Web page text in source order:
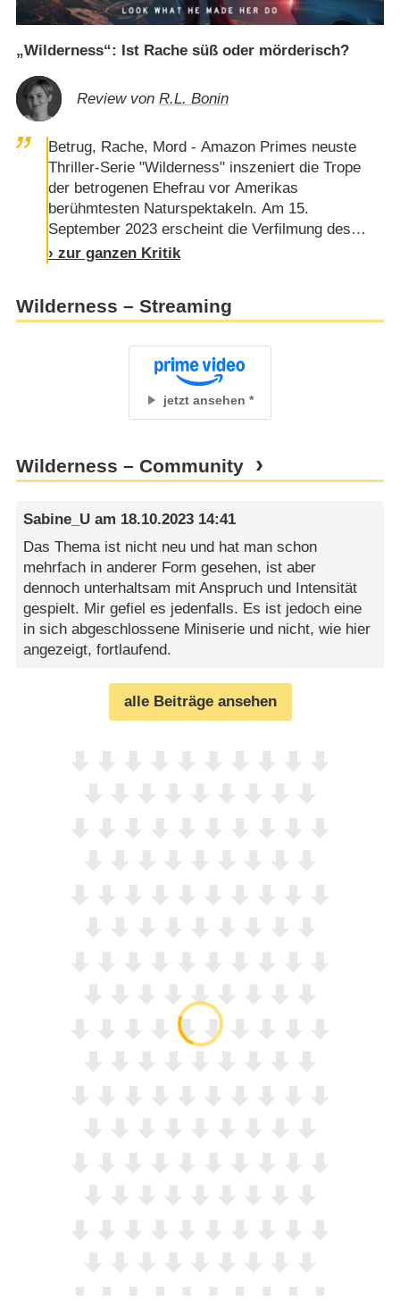
„Wilderness“: Ist Rache süß oder mörderisch?
Review von R.L. Bonin
Betrug, Rache, Mord - Amazon Primes neuste
Thriller-Serie "Wilderness" inszeniert die Trope
der betrogenen Ehefrau vor Amerikas
berühmtesten Naturspektakeln. Am 15.
September 2023 erscheint die Verfilmung des
gleichnamigen Romans der britischen Autorin B.
Klischees?Es geht doch immer um Macht, Sex
leben von einem Mix aus allen drei. Tatsächlich
› zur ganzen Kritik
Wilderness – Streaming
jetzt ansehen
Wilderness – Community
Sabine_U am 18.10.2023 14:41
Das Thema ist nicht neu und hat man schon
mehrfach in anderer Form gesehen, ist aber
dennoch unterhaltsam mit Anspruch und Intensität
gespielt. Mir gefiel es jedenfalls. Es ist jedoch eine
in sich abgeschlossene Miniserie und nicht, wie hier
angezeigt, fortlaufend.
alle Beiträge ansehen